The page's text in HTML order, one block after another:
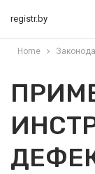
registr.by
Home